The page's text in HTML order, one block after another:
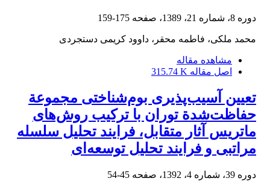
دوره 8، شماره 21، 1389، صفحه 175-159
محمد ملکی، فاطمه محقر، داوود کریمی دستجردی
مشاهده مقاله
اصل مقاله 315.74 K
تعیین آسیب‌پذیری بوم‌شناختی مجموعة
حفاظت‌شدة توران با ترکیب روش‌های
ماتریس آثار متقابل، فرایند تحلیل سلسله
‌مراتبی و فرایند تحلیل توسعه‌ای
دوره 39، شماره 4، 1392، صفحه 45-54